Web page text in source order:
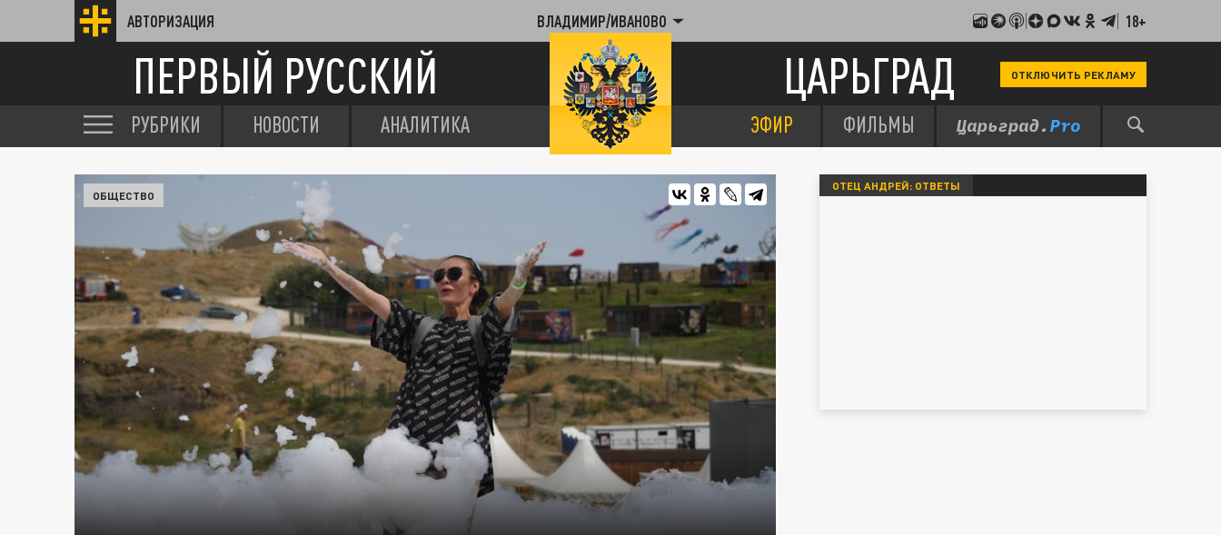
АВТОРИЗАЦИЯ ВЛАДИМИР/ИВАНОВО 18+
ПЕРВЫЙ РУССКИЙ ЦАРЬГРАД ОТКЛЮЧИТЬ РЕКЛАМУ
РУБРИКИ НОВОСТИ АНАЛИТИКА ЭФИР ФИЛЬМЫ
ОБЩЕСТВО
ОТЕЦ АНДРЕЙ: ОТВЕТЫ